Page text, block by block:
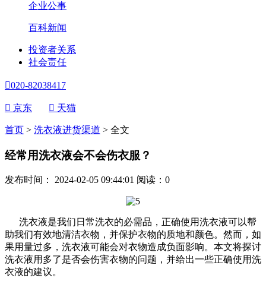
企业公事
百科新闻
投资者关系
社会责任
020-82038417
 京东  天猫
首页 > 洗衣液进货渠道 > 全文
经常用洗衣液会不会伤衣服？
发布时间： 2024-02-05 09:44:01 阅读： 0
洗衣液是我们日常洗衣的必需品，正确使用洗衣液可以帮
助我们有效地清洁衣物，并保护衣物的质地和颜色。然而，如
果用量过多，洗衣液可能会对衣物造成负面影响。本文将探讨
洗衣液用多了是否会伤害衣物的问题，并给出一些正确使用洗
衣液的建议。